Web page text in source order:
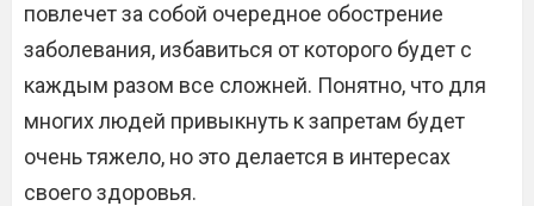
повлечет за собой очередное обострение
заболевания, избавиться от которого будет с
каждым разом все сложней. Понятно, что для
многих людей привыкнуть к запретам будет
очень тяжело, но это делается в интересах
своего здоровья.